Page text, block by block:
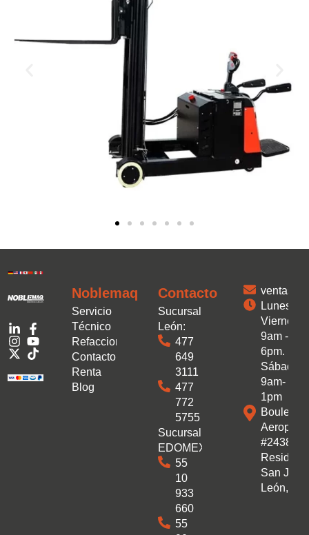
Noblemaq
Servicio
Técnico
Refacciones
Contacto
Renta
Blog
Contacto
Sucursal
León:
477
649
3111
477
772
5755
Sucursal
EDOMEX:
55
10
933
660
55
Lunes a
Viernes:
9am -
6pm.
Sábado:
9am-
1pm
#2438
San
León,